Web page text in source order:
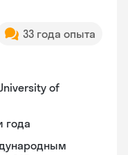
33 года опыта
of
года